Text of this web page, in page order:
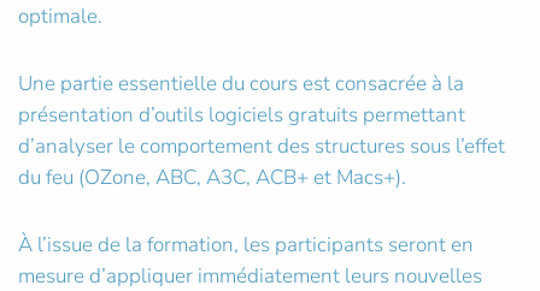
optimale.
Une partie essentielle du cours est consacrée à la
présentation d’outils logiciels gratuits permettant
d’analyser le comportement des structures sous l’effet
du feu (OZone, ABC, A3C, ACB+ et Macs+).
À l’issue de la formation, les participants seront en
mesure d’appliquer immédiatement leurs nouvelles